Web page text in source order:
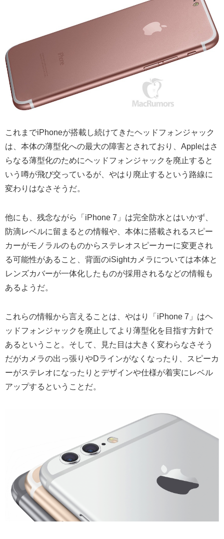
これまでiPhoneが搭載し続けてきたヘッドフォンジャック
は、本体の薄型化への最大の障害とされており、Appleはさ
らなる薄型化のためにヘッドフォンジャックを廃止すると
いう噂が飛び交っているが、やはり廃止するという路線に
変わりはなさそうだ。
他にも、残念ながら「iPhone 7」は完全防水とはいかず、
防滴レベルに留まるとの情報や、本体に搭載されるスピー
カーがモノラルのものからステレオスピーカーに変更され
る可能性があること、背面のiSightカメラについては本体と
レンズカバーが一体化したものが採用されるなどの情報も
あるようだ。
これらの情報から言えることは、やはり「iPhone 7」はヘ
ッドフォンジャックを廃止してより薄型化を目指す方針で
あるということ。そして、見た目は大きく変わらなさそう
だがカメラの出っ張りやDラインがなくなったり、スピーカ
ーがステレオになったりとデザインや仕様が着実にレベル
アップするということだ。